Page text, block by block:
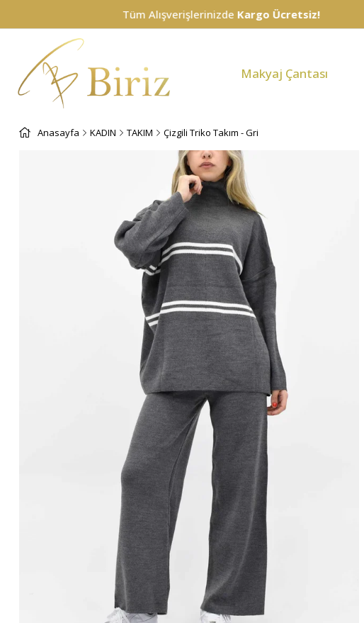
Makyaj Çantası
Anasayfa KADIN TAKIM Çizgili Triko Takım - Gri
Tüm AlışverişlerinizdeKargo Ücretsiz!